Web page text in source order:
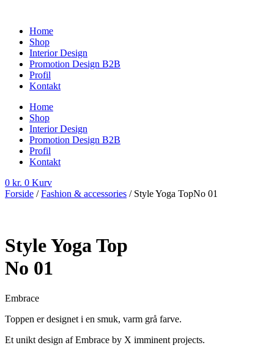
indholdHome
Shop
Interior Design
Promotion Design B2B
Profil
Kontakt
Home
Shop
Interior Design
Promotion Design B2B
Profil
Kontakt
0 kr. 0 Kurv
Forside /Fashion & accessories / Style Yoga TopNo 01
Style Yoga Top
No 01
Embrace
Toppen er designet i en smuk, varm grå farve.
Et unikt design af Embrace by X imminent projects.